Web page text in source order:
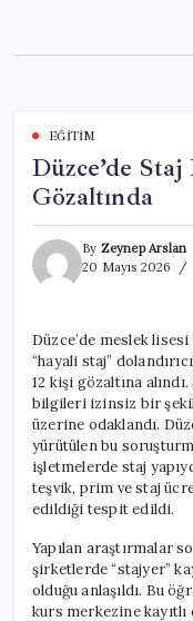
content
EĞITIM
Düzce’de Staj
Gözaltında
By Zeynep Arslan
20 Mayıs 2026
Düzce’de meslek
“hayali staj”
12 kişi gözaltına
bilgileri izinsiz bir
üzerine odaklandı.
yürütülen bu
işletmelerde staj
teşvik, prim ve staj
edildiği tespit edildi.
Yapılan araştırmalar
şirketlerde “stajyer”
olduğu anlaşıldı. Bu
kurs merkezine